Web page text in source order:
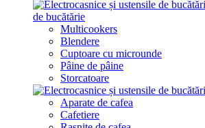
de bucătărie
Multicookers
Blendere
Cuptoare cu microunde
Pâine de pâine
Storcatoare
Aparate de cafea
Cafetiere